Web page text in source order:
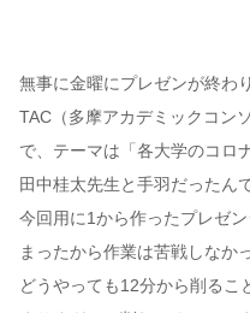
無事に金曜にプレゼンが終わ
TAC（多摩アカデミックコン
で、テーマは「各大学のコロ
田中桂太先生と手羽だったん
今回用に1から作ったプレゼ
まったから作業は苦戦しなか
どうやっても12分から削るこ